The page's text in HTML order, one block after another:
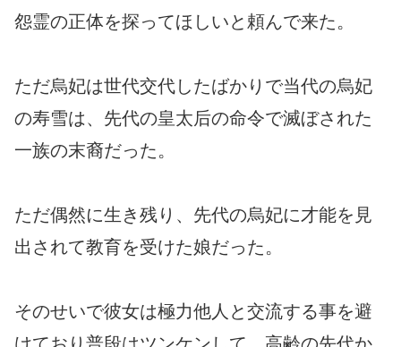
怨霊の正体を探ってほしいと頼んで来た。
ただ烏妃は世代交代したばかりで当代の烏妃
の寿雪は、先代の皇太后の命令で滅ぼされた
一族の末裔だった。
ただ偶然に生き残り、先代の烏妃に才能を見
出されて教育を受けた娘だった。
そのせいで彼女は極力他人と交流する事を避